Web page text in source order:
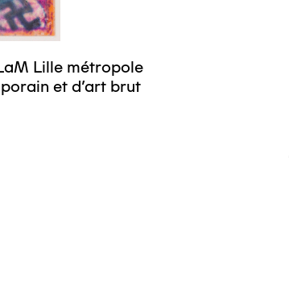
Lille métropole
et d’art brut